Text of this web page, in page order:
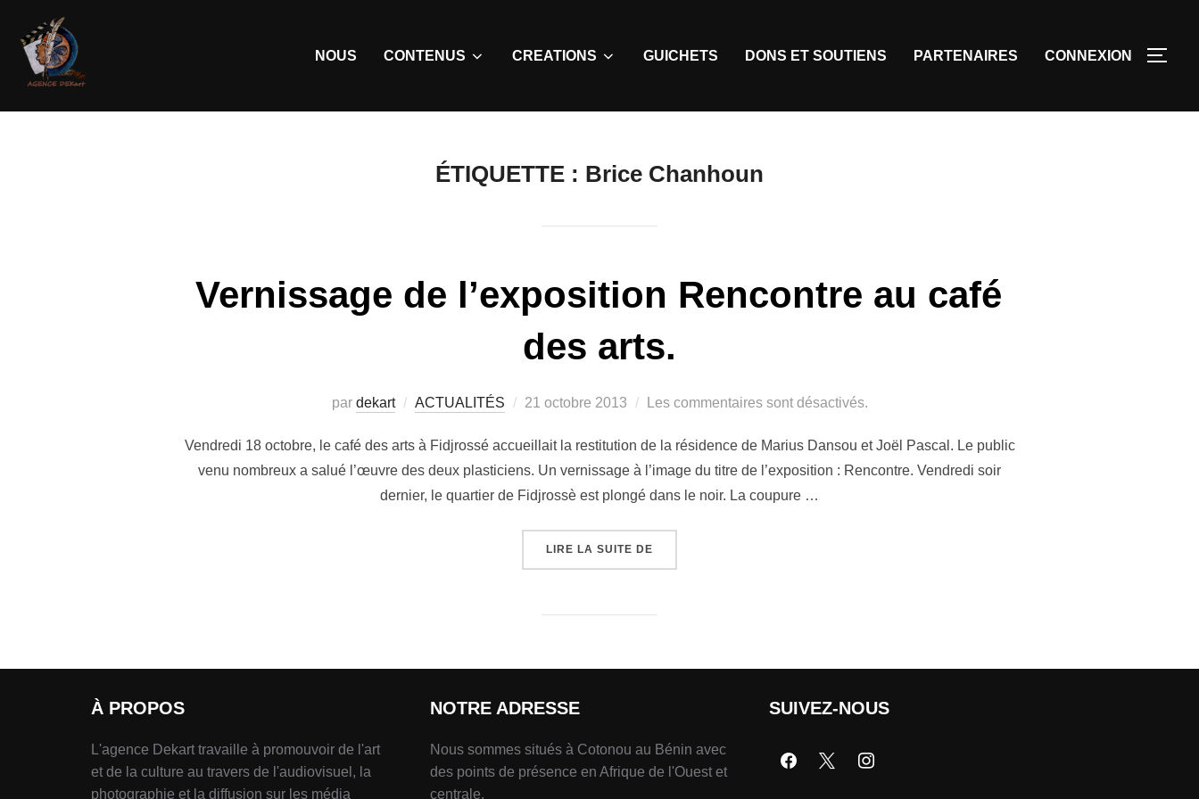
NOUS CONTENUS CREATIONS GUICHETS DONS ET SOUTIENS PARTENAIRES CONNEXION
ÉTIQUETTE : Brice Chanhoun
Vernissage de l’exposition Rencontre au café
des arts.
par dekart ACTUALITÉS 21 octobre 2013 Les commentaires sont désactivés.
Vendredi 18 octobre, le café des arts à Fidjrossé accueillait la restitution de la résidence de Marius Dansou et Joël Pascal. Le public
venu nombreux a salué l’œuvre des deux plasticiens. Un vernissage à l’image du titre de l’exposition : Rencontre. Vendredi soir
dernier, le quartier de Fidjrossè est plongé dans le noir. La coupure …
LIRE LA SUITE DE
À PROPOS
L'agence Dekart travaille à promouvoir de l'art
et de la culture au travers de l'audiovisuel, la
photographie et la diffusion sur les média
NOTRE ADRESSE
Nous sommes situés à Cotonou au Bénin avec
des points de présence en Afrique de l'Ouest et
centrale.
SUIVEZ-NOUS